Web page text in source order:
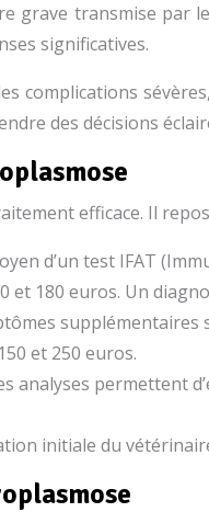
grave transmise
significatives.
complications
des décisions
efficace. Il
d’un test IFAT
et 180 euros. Un
et 250 euros.
analyses permettent
initiale du